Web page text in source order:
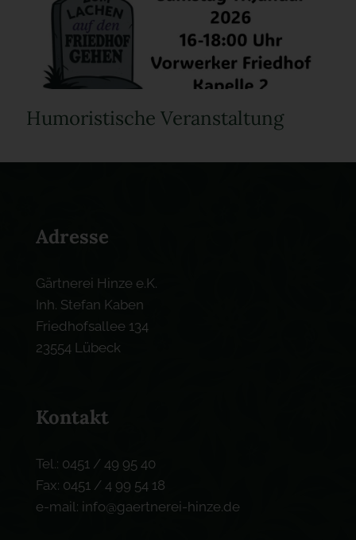
Humoristische Veranstaltung
Adresse
Gärtnerei Hinze e.K.
Inh. Stefan Kaben
Friedhofsallee 134
23554 Lübeck
Kontakt
Tel.: 0451 / 49 95 40
Fax: 0451 / 4 99 54 18
e-mail: info@gaertnerei-hinze.de